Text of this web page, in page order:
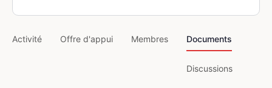
Activité Offre d'appui Membres Documents
Discussions